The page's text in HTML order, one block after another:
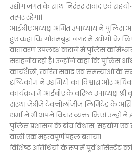
उद्योग जगत के साथ निरंतर संवाद एवं
तत्पर रहेगा।
आईबीए अध्यक्ष अमित उपाध्याय ने पुलिस
हुए कहा कि गौतमबुद्ध नगर में उद्योगों के
वातावरण उपलब्ध कराने में पुलिस
सराहनीय रही है। उन्होंने कहा कि पुलिस
कार्यशैली, त्वरित संवाद एवं समस्याओं के
दृष्टिकोण ने उद्यमियों का विश्वास और
कार्यक्रम में आईबीए के वरिष्ठ उपाध्यक्ष
संस्था जेबीजे टेक्नोलॉजीज लिमिटेड के
शर्मा ने भी अपने विचार व्यक्त किए। उन्होंने
पुलिस प्रशासन के बीच विश्वास, सहयोग
वाली एक महत्वपूर्ण पहल बताया।
विशिष्ट अतिथियों के रूप में पूर्व असिस्टेंट